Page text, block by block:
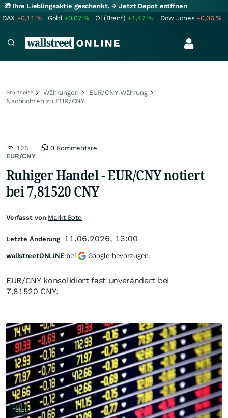
🎁 Ihre Lieblingsaktie geschenkt.→ Jetzt Depot eröffnen
DAX -0,11% Gold +0,07% Öl (Brent) +1,47% Dow Jones -0,06%
Startseite Währungen
EUR/CNY Währung
Nachrichten zu EUR/CNY
EUR/CNY
125 0 Kommentare
Ruhiger Handel - EUR/CNY notiert
bei 7,81520 CNY
EUR/CNY konsolidiert fast unverändert bei
7,81520 CNY.
Foto:
Verfasst von Markt Bote
Letzte Änderung 11.06.2026, 13:00
wallstreetONLINE bei Google bevorzugen.